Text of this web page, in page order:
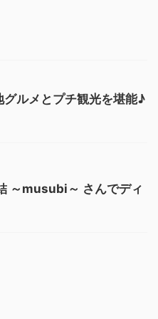
グルメとプチ観光を堪能♪
～musubi～ さんでディ